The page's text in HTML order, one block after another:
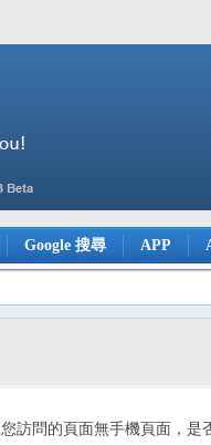
Google 搜尋 APP
您訪問的頁面無手機頁面，是